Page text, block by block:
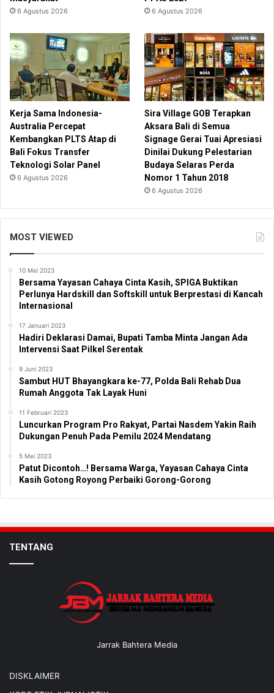
6 Agustus 2026 6 Agustus 2026
Kerja Sama Indonesia-
Australia Percepat
Kembangkan PLTS Atap di
Bali Fokus Transfer
Teknologi Solar Panel
6 Agustus 2026
Sira Village GOB Terapkan
Aksara Bali di Semua
Signage Gerai Tuai Apresiasi
Dinilai Dukung Pelestarian
Budaya Selaras Perda
Nomor 1 Tahun 2018
6 Agustus 2026
MOST VIEWED
10 Mei 2023
Bersama Yayasan Cahaya Cinta Kasih, SPIGA Buktikan
Perlunya Hardskill dan Softskill untuk Berprestasi di Kancah
Internasional
17 Januari 2023
Hadiri Deklarasi Damai, Bupati Tamba Minta Jangan Ada
Intervensi Saat Pilkel Serentak
9 Juni 2023
Sambut HUT Bhayangkara ke-77, Polda Bali Rehab Dua
Rumah Anggota Tak Layak Huni
11 Februari 2023
Luncurkan Program Pro Rakyat, Partai Nasdem Yakin Raih
Dukungan Penuh Pada Pemilu 2024 Mendatang
5 Mei 2023
Patut Dicontoh…! Bersama Warga, Yayasan Cahaya Cinta
Kasih Gotong Royong Perbaiki Gorong-Gorong
TENTANG
Jarrak Bahtera Media
DISKLAIMER